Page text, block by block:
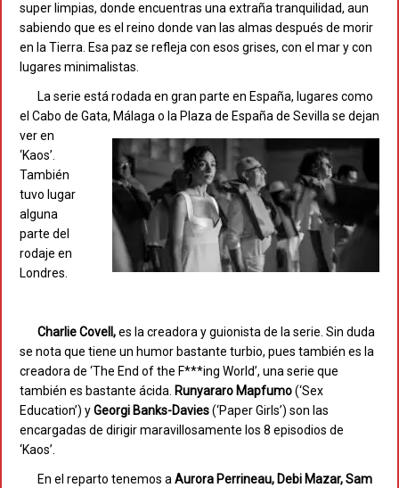
super limpias, donde encuentras una extraña tranquilidad, aun
sabiendo que es el reino donde van las almas después de morir
en la Tierra. Esa paz se refleja con esos grises, con el mar y con
lugares minimalistas.
La serie está rodada en gran parte en España, lugares como
el Cabo de Gata, Málaga o la Plaza de España de Sevilla se dejan
ver en
‘Kaos’.
También
tuvo lugar
alguna
parte del
rodaje en
Londres.
Charlie Covell,es la creadora y guionista de la serie. Sin duda
se nota que tiene un humor bastante turbio, pues también es la
creadora de ‘The End of the F***ing World’, una serie que
también es bastante ácida. Runyararo Mapfumo(‘Sex
Education’) yGeorgi Banks-Davies(‘Paper Girls’) son las
encargadas de dirigir maravillosamente los 8 episodios de
‘Kaos’.
En el reparto tenemos aAurora Perrineau, Debi Mazar, Sam